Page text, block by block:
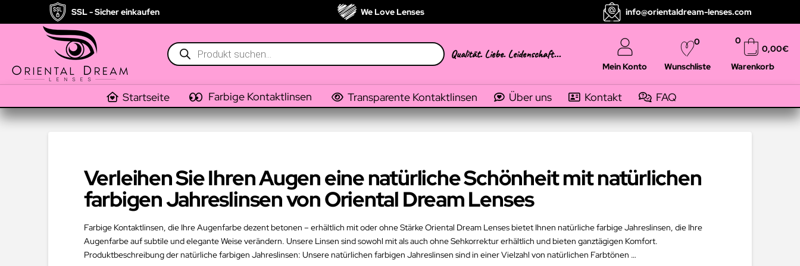
SSL - Sicher einkaufen We Love Lenses info@orientaldream-lenses.com
Products
search
Qualität. Liebe. Leidenschaft...
Mein Konto Wunschliste
0
Warenkorb
0,00€
0
Startseite Farbige Kontaktlinsen Transparente Kontaktlinsen Über uns Kontakt FAQ
Verleihen Sie Ihren Augen eine natürliche Schönheit mit natürlichen
farbigen Jahreslinsen von Oriental Dream Lenses
Farbige Kontaktlinsen, die Ihre Augenfarbe dezent betonen – erhältlich mit oder ohne Stärke Oriental Dream Lenses bietet Ihnen natürliche farbige Jahreslinsen, die Ihre
Augenfarbe auf subtile und elegante Weise verändern. Unsere Linsen sind sowohl mit als auch ohne Sehkorrektur erhältlich und bieten ganztägigen Komfort.
Produktbeschreibung der natürliche farbigen Jahreslinsen: Unsere natürlichen farbigen Jahreslinsen sind in einer Vielzahl von natürlichen Farbtönen …